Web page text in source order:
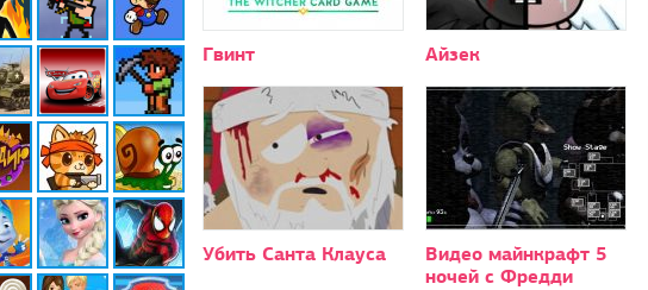
Гвинт Айзек
Убить Санта Клауса
Видео майнкрафт 5
ночей с Фредди